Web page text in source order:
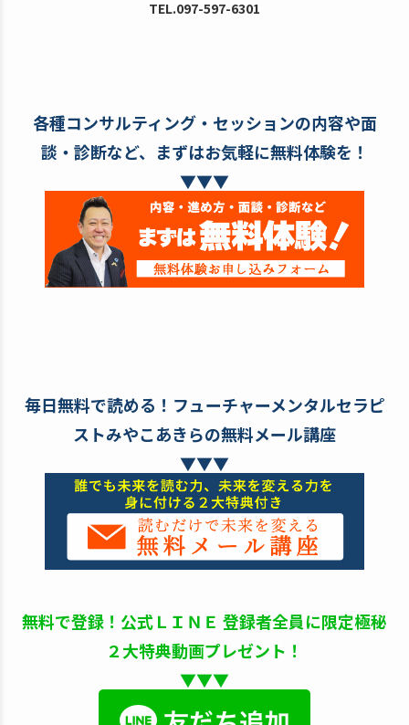
TEL.097-597-6301
各種コンサルティング・セッションの内容や面
談・診断など、まずはお気軽に無料体験を！
▼▼▼
毎日無料で読める！フューチャーメンタルセラピ
ストみやこあきらの無料メール講座
▼▼▼
無料で登録！公式ＬＩＮＥ 登録者全員に限定極秘
２大特典動画プレゼント！
▼▼▼